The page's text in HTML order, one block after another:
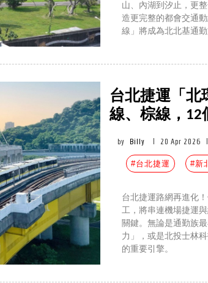
山、內湖到汐止，更
造更完整的都會交通
線」將成為北北基通
台北捷運「北
線、棕線，12
by Billy 20 Apr 2026
#台北捷運 #新
台北捷運路網再進化
工，將串連機場捷運
關鍵。無論是通勤族
力」，或是北投士林
的重要引擎。